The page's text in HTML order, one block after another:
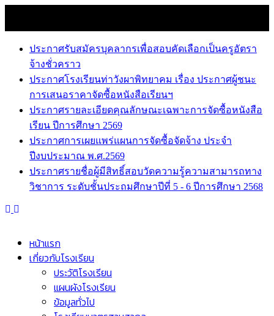
content
ประกาศรับสมัครบุคลากรเพื่อสอบคัดเลือกเป็นครูอัตรา
จ้างชั่วคราว
ประกาศโรงเรียนท่าวังผาพิทยาคม เรื่อง ประกาศผู้ชนะ
การเสนอราคาจัดซื้อหนังสือเรียนฯ
ประกาศรายละเอียดคุณลักษณะเฉพาะการจัดซื้อหนังสือ
เรียน ปีการศึกษา 2569
ประกาศการเผยแพร่แผนการจัดซื้อจัดจ้าง ประจำ
ปีงบประมาณ พ.ศ.2569
ประกาศรายชื่อผู้มีสิทธิ์สอบวัดความรู้ความสามารถทาง
วิชาการ ระดับชั้นประถมศึกษาปีที่ 5 - 6 ปีการศึกษา 2568
หน้าแรก
เกี่ยวกับโรงเรียน
ประวัติโรงเรียน
แผนผังโรงเรียน
ข้อมูลทั่วไป